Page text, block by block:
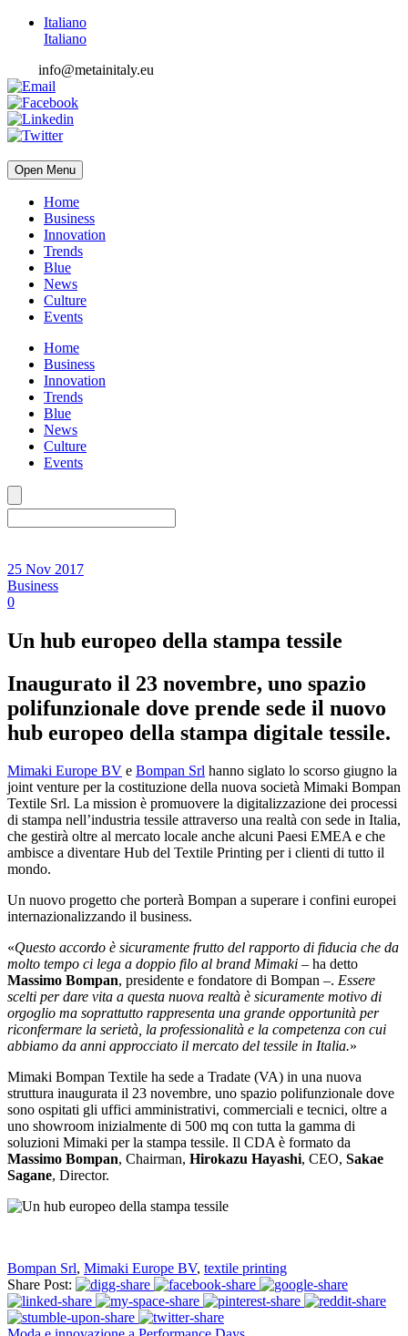
Italiano
Italiano
info@metainitaly.eu
Open Menu
Home
Business
Innovation
Trends
Blue
News
Culture
Events
Home
Business
Innovation
Trends
Blue
News
Culture
Events
25 Nov 2017
Business
0
Un hub europeo della stampa tessile
Inaugurato il 23 novembre, uno spazio
polifunzionale dove prende sede il nuovo
hub europeo della stampa digitale tessile.
Mimaki Europe BV e Bompan Srl hanno siglato lo scorso giugno la
joint venture per la costituzione della nuova società Mimaki Bompan
Textile Srl. La mission è promuovere la digitalizzazione dei processi
di stampa nell’industria tessile attraverso una realtà con sede in Italia,
che gestirà oltre al mercato locale anche alcuni Paesi EMEA e che
ambisce a diventare Hub del Textile Printing per i clienti di tutto il
mondo.
Un nuovo progetto che porterà Bompan a superare i confini europei
internazionalizzando il business.
«Questo accordo è sicuramente frutto del rapporto di fiducia che da
molto tempo ci lega a doppio filo al brand Mimaki – ha detto
Massimo Bompan, presidente e fondatore di Bompan –. Essere
scelti per dare vita a questa nuova realtà è sicuramente motivo di
orgoglio ma soprattutto rappresenta una grande opportunità per
riconfermare la serietà, la professionalità e la competenza con cui
abbiamo da anni approcciato il mercato del tessile in Italia.»
Mimaki Bompan Textile ha sede a Tradate (VA) in una nuova
struttura inaugurata il 23 novembre, uno spazio polifunzionale dove
sono ospitati gli uffici amministrativi, commerciali e tecnici, oltre a
uno showroom inizialmente di 500 mq con tutta la gamma di
soluzioni Mimaki per la stampa tessile. Il CDA è formato da
Massimo Bompan, Chairman, Hirokazu Hayashi, CEO, Sakae
Sagane, Director.
Bompan Srl, Mimaki Europe BV, textile printing
Share Post: